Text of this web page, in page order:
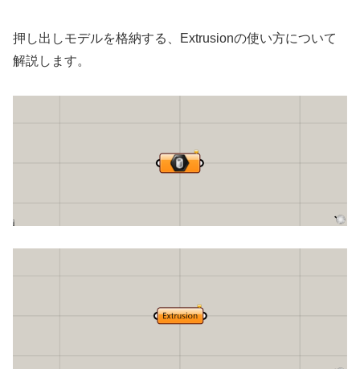
押し出しモデルを格納する、Extrusionの使い方について
解説します。